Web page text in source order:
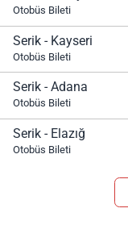
Otobüs Bileti
Serik - Kayseri
Otobüs Bileti
Serik - Adana
Otobüs Bileti
Serik - Elazığ
Otobüs Bileti